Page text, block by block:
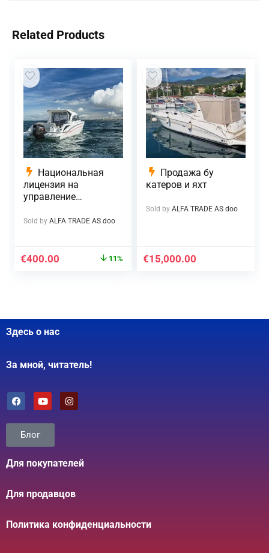
Related Products
Национальная
лицензия на
управление
Sold by ALFA TRADE AS doo
€400.00 11%
Продажа бу
катеров и яхт
Sold by ALFA TRADE AS doo
€15,000.00
Здесь о нас
За мной, читатель!
Блог
Для покупателей
Для продавцов
Политика конфиденциальности